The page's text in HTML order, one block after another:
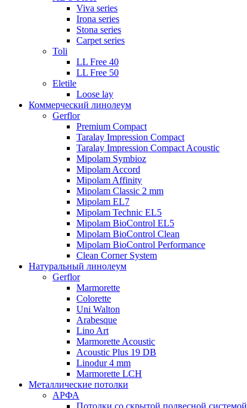
Viva series
Irona series
Stona series
Carpet series
Toli
LL Free 40
LL Free 50
Eletile
Loose lay
Коммерческий линолеум
Gerflor
Premium Compact
Taralay Impression Compact
Taralay Impression Compact Acoustic
Mipolam Symbioz
Mipolam Accord
Mipolam Affinity
Mipolam Classic 2 mm
Mipolam EL7
Mipolam Technic EL5
Mipolam BioControl EL5
Mipolam BioControl Clean
Mipolam BioControl Performance
Clean Corner System
Натуральный линолеум
Gerflor
Marmorette
Colorette
Uni Walton
Arabesque
Lino Art
Marmorette Acoustic
Acoustic Plus 19 DB
Linodur 4 mm
Marmorette LCH
Металлические потолки
АРФА
Потолки со скрытой подвесной системой